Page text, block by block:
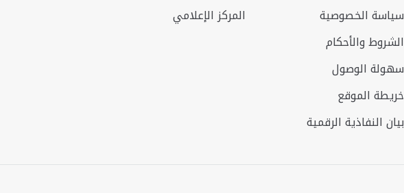
سياسة الخصوصية
الشروط والأحكام
سهولة الوصول
خريطة الموقع
بيان النفاذية الرقمية
المركز الإعلامي